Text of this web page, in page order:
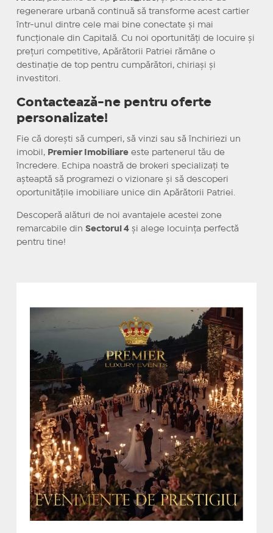
regenerare urbană continuă să transforme acest cartier
într-unul dintre cele mai bine conectate și mai
funcționale din Capitală. Cu noi oportunități de locuire și
prețuri competitive, Apărătorii Patriei rămâne o
destinație de top pentru cumpărători, chiriași și
investitori.
Contactează-ne pentru oferte
personalizate!
Fie că dorești să cumperi, să vinzi sau să închiriezi un
imobil, Premier Imobiliareeste partenerul tău de
încredere. Echipa noastră de brokeri specializați te
așteaptă să programezi o vizionare și să descoperi
oportunitățile imobiliare unice din Apărătorii Patriei.
Descoperă alături de noi avantajele acestei zone
remarcabile din Sectorul 4și alege locuința perfectă
pentru tine!